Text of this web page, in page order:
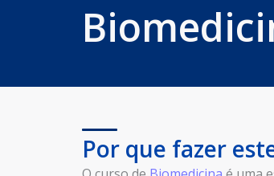
Por que fazer